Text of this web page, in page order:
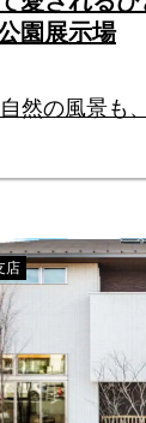
園展示場
然の風景も
店